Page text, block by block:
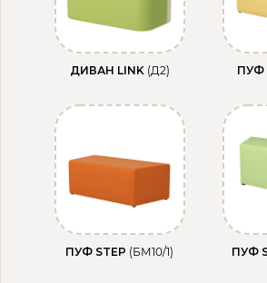
ДИВАН LINK (Д2) ПУФ
ПУФ STEP (БМ10/1) ПУФ